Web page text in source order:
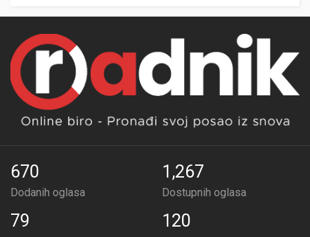
670
Dodanih oglasa
1,267
Dostupnih oglasa
79 120